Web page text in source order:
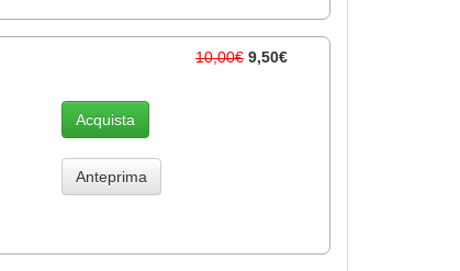
10,00€ 9,50€
Acquista
Anteprima